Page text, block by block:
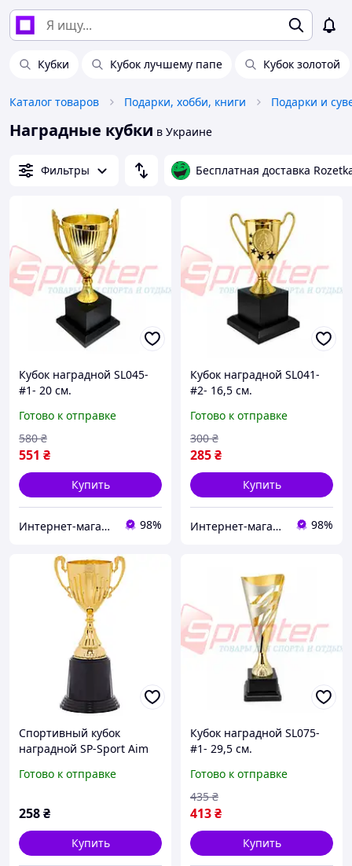
Кубки Кубок лучшему папе Кубок золотой
Каталог товаров Подарки, хобби, книги Подарки и
Наградные кубки в Украине
Фильтры Бесплатная доставка
Кубок наградной SL045-
#1- 20 см.
Готово к отправке
551 ₴
580 ₴
Купить
Интернет-магазин спорттоваров "SprinterSport” 98%
Кубок наградной SL041-
#2- 16,5 см.
Готово к отправке
285₴
300 ₴
Купить
Интернет-магазин спорттоваров "SprinterSport” 98%
Спортивный кубок
наградной SP-Sport Aim
турниров и
22см
Готово к отправке
258₴
Купить
Кубок наградной SL075-
#1- 29,5 см.
Готово к отправке
413₴
435 ₴
Купить